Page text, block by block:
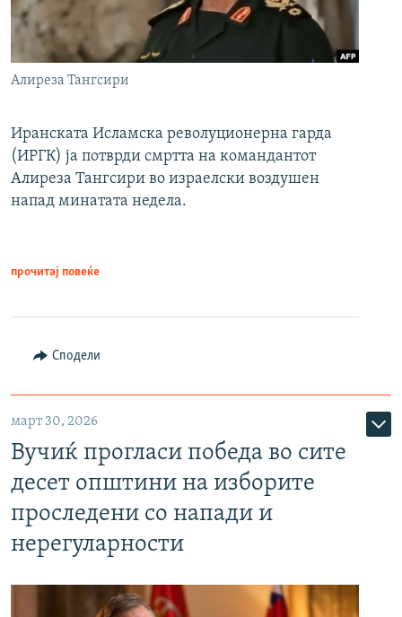
Алиреза Тангсири
Иранската Исламска револуционерна гарда
(ИРГК) ја потврди смртта на командантот
Алиреза Тангсири во израелски воздушен
напад минатата недела.
прочитај повеќе
Сподели
март 30, 2026
Вучиќ прогласи победа во сите
десет општини на изборите
проследени со напади и
нерегуларности